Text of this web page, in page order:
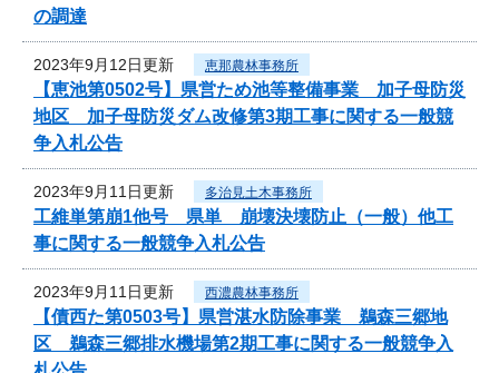
の調達
2023年9月12日更新 恵那農林事務所
【恵池第0502号】県営ため池等整備事業 加子母防災
地区 加子母防災ダム改修第3期工事に関する一般競
争入札公告
2023年9月11日更新 多治見土木事務所
工維単第崩1他号 県単 崩壊決壊防止（一般）他工
事に関する一般競争入札公告
2023年9月11日更新 西濃農林事務所
【債西た第0503号】県営湛水防除事業 鵜森三郷地
区 鵜森三郷排水機場第2期工事に関する一般競争入